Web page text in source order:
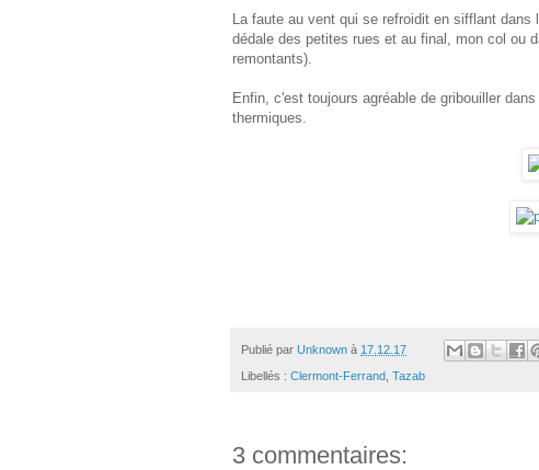
La faute au vent qui se refroidit en sifflant
dédale des petites rues et au final, mon col ou
remontants).
Enfin, c'est toujours agréable de gribouiller
thermiques.
Publié par Unknown à 17.12.17
Libellés : Clermont-Ferrand Tazab
3 commentaires: